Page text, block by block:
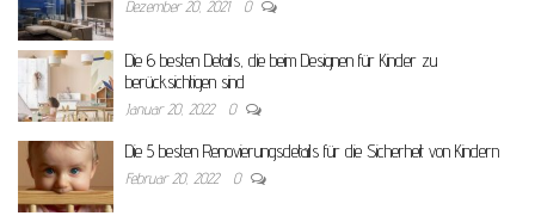
Dezember 20, 2021 0
Die 6 besten Details, die beim Designen für Kinder zu
berücksichtigen sind
Januar 20, 2022 0
Die 5 besten Renovierungsdetails für die Sicherheit von Kindern
Februar 20, 2022 0